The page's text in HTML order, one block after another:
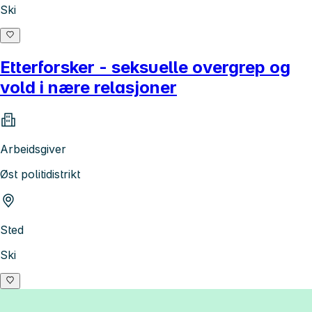
Ski
Etterforsker - seksuelle overgrep og
vold i nære relasjoner
Arbeidsgiver
Øst politidistrikt
Sted
Ski